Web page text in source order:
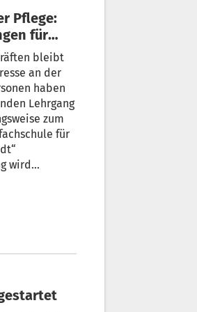
Pflege:
für
bleibt
an der
haben
Lehrgang
zum
für
wird